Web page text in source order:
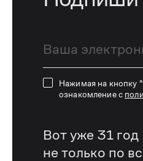
Нажимая на кнопку
ознакомление с
Вот уже 31
не только по